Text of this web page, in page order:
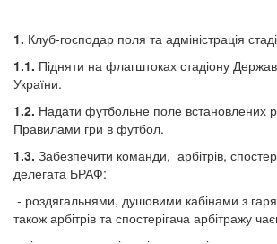
1. Клуб-господар поля та адміністрація
1.1. Підняти на флагштоках стадіону
України.
1.2. Надати футбольне поле встановлених
Правилами гри в футбол.
1.3. Забезпечити команди, арбітрів,
делегата БРАФ:
- роздягальнями, душовими кабінами з
також арбітрів та спостерігача арбітражу